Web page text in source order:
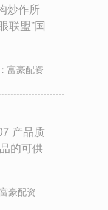
炒作所
联盟”国
富豪配资
产品质
的可供
富豪配资